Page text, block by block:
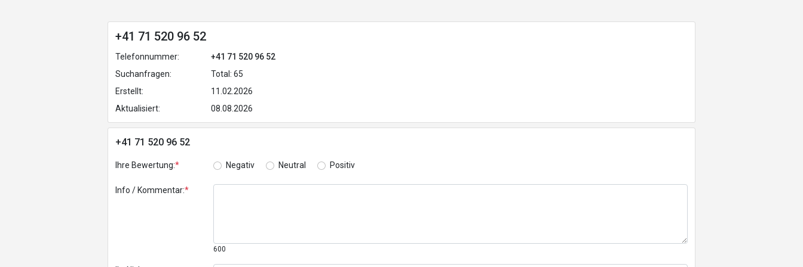
+41 71 520 96 52
Telefonnummer:
+41 71 520 96 52
Suchanfragen:
Total: 65
Erstellt:
11.02.2026
Aktualisiert:
08.08.2026
+41 71 520 96 52
Ihre Bewertung:* Negativ Neutral Positiv
Info / Kommentar:*
600